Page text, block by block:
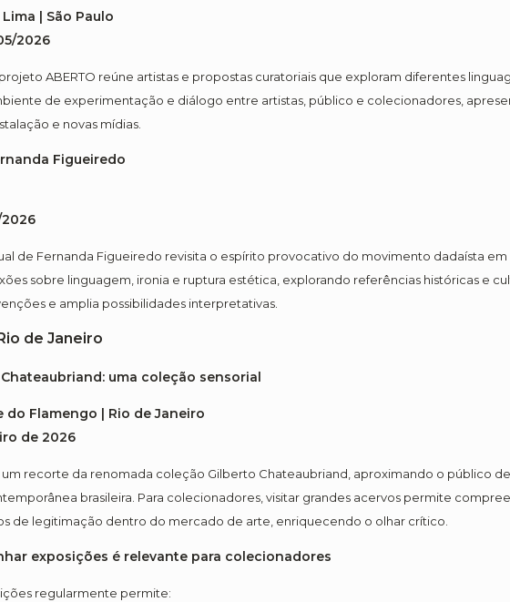
| São Paulo
2026
ABERTO reúne artistas e propostas curatoriais que exploram diferentes
de experimentação e diálogo entre artistas, público e colecionadores,
e novas mídias.
Figueiredo
de Fernanda Figueiredo revisita o espírito provocativo do movimento dadaísta
sobre linguagem, ironia e ruptura estética, explorando referências históricas e
e amplia possibilidades interpretativas.
de Janeiro
uma coleção sensorial
do Flamengo | Rio de Janeiro
de 2026
um recorte da renomada coleção Gilberto Chateaubriand, aproximando o público
brasileira. Para colecionadores, visitar grandes acervos permite
de legitimação dentro do mercado de arte, enriquecendo o olhar crítico.
exposições é relevante para colecionadores
regularmente permite: